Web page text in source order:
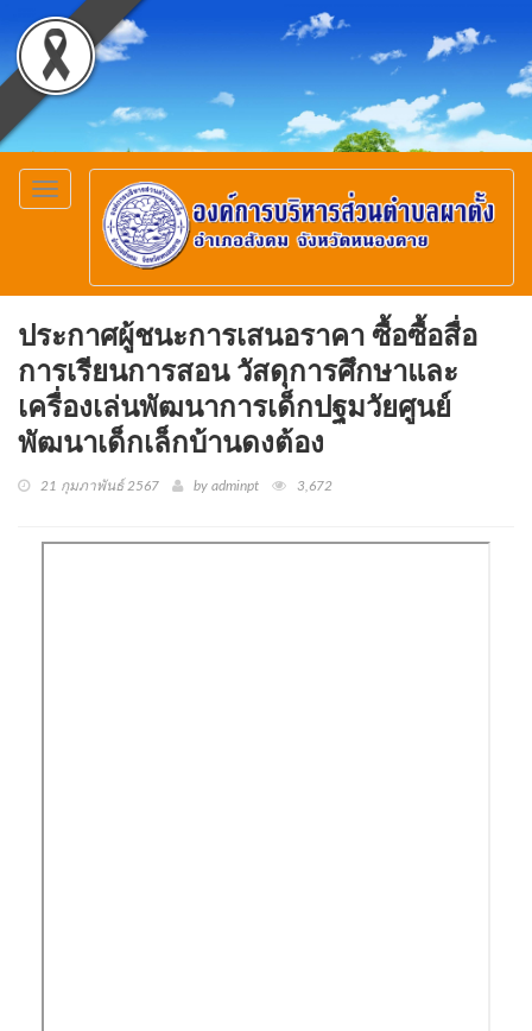
Toggle
navigation
ประกาศผู้ชนะการเสนอราคา ซื้อซื้อสื่อ
การเรียนการสอน วัสดุการศึกษาและ
เครื่องเล่นพัฒนาการเด็กปฐมวัยศูนย์
พัฒนาเด็กเล็กบ้านดงต้อง
21 กุมภาพันธ์ 2567 by adminpt 3,672